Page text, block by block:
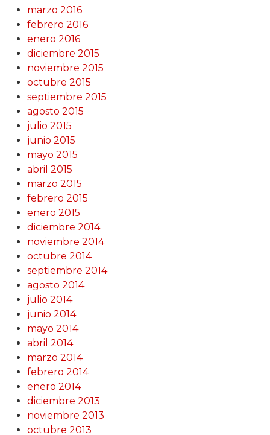
marzo 2016
febrero 2016
enero 2016
diciembre 2015
noviembre 2015
octubre 2015
septiembre 2015
agosto 2015
julio 2015
junio 2015
mayo 2015
abril 2015
marzo 2015
febrero 2015
enero 2015
diciembre 2014
noviembre 2014
octubre 2014
septiembre 2014
agosto 2014
julio 2014
junio 2014
mayo 2014
abril 2014
marzo 2014
febrero 2014
enero 2014
diciembre 2013
noviembre 2013
octubre 2013